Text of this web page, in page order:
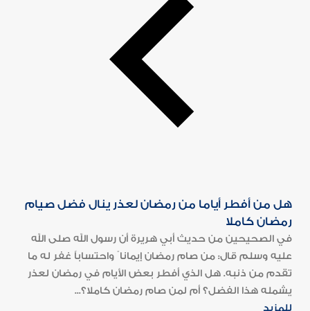
هل من أفطر أياما من رمضان لعذر ينال فضل صيام
رمضان كاملا
في الصحيحين من حديث أبي هريرة أن رسول الله صلى الله
عليه وسلم قال: من صام رمضان إيمانا ً واحتساباً غفر له ما
تقدم من ذنبه. هل الذي أفطر بعض الأيام في رمضان لعذر
يشمله هذا الفضل؟ أم لمن صام رمضان كاملا؟...
للمزيد